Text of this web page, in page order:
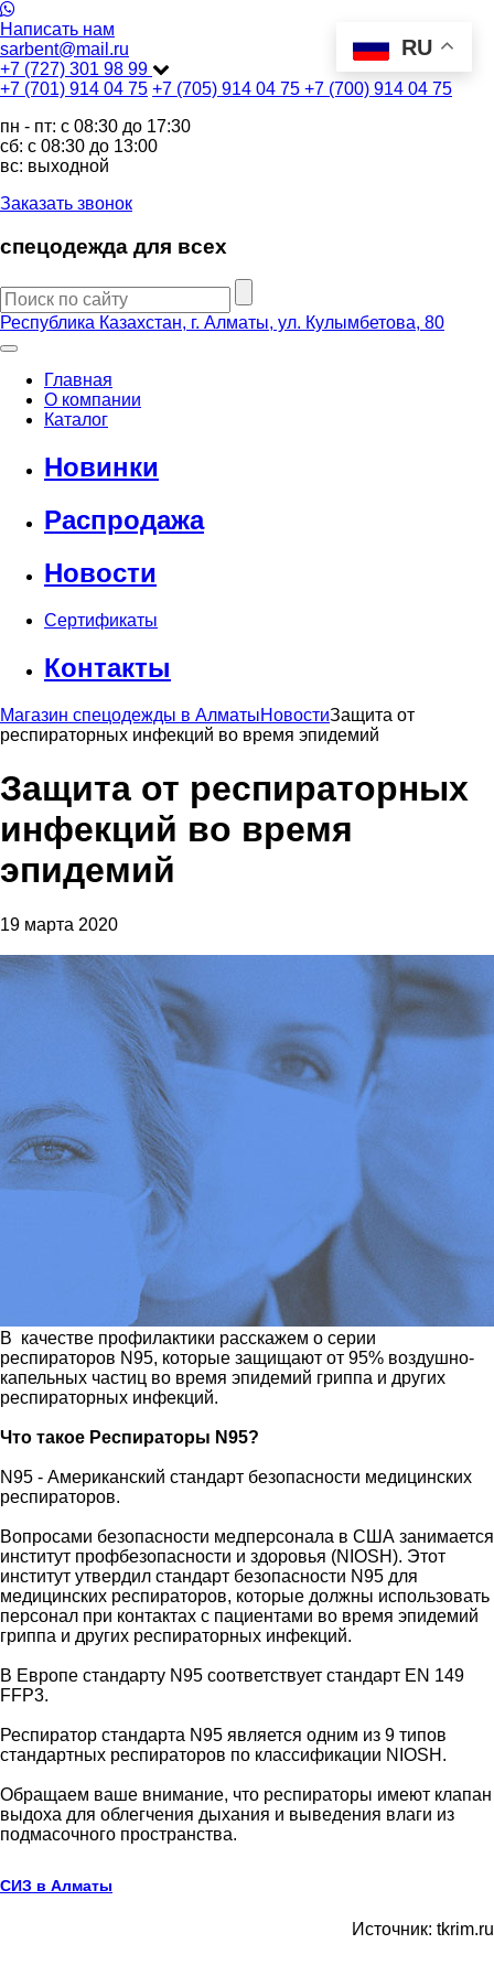
Написать нам
sarbent@mail.ru
+7 (727) 301 98 99
+7 (701) 914 04 75 +7 (705) 914 04 75 +7 (700) 914 04 75
пн - пт: c 08:30 до 17:30
сб: c 08:30 до 13:00
вс: выходной
Заказать звонок
спецодежда для всех
Республика Казахстан, г. Алматы, ул. Кулымбетова, 80
Главная
О компании
Каталог
Новинки
Распродажа
Новости
Сертификаты
Контакты
Магазин спецодежды в АлматыНовостиЗащита от
респираторных инфекций во время эпидемий
Защита от респираторных
инфекций во время
эпидемий
19 марта 2020
В ​ качестве профилактики расскажем о серии
респираторов N95, которые защищают от 95% воздушно-
капельных частиц во время эпидемий гриппа и других
респираторных инфекций.
Что такое​ Респираторы N95?
N95 - Американский стандарт безопасности медицинских
респираторов.
Вопросами безопасности медперсонала в США занимается
институт профбезопасности и здоровья (NIOSH). Этот
институт утвердил стандарт безопасности N95 для
медицинских респираторов, которые должны использовать
персонал при контактах с пациентами во время эпидемий
гриппа и других респираторных инфекций.
В Европе стандарту N95 соответствует стандарт EN 149
FFP3.
Респиратор стандарта N95 является одним из 9 типов
стандартных респираторов по классификации NIOSH.
Обращаем ваше внимание, что респираторы имеют клапан
выдоха для облегчения дыхания и выведения влаги из
подмасочного пространства.
СИЗ в Алматы
Источник: tkrim.ru
RU